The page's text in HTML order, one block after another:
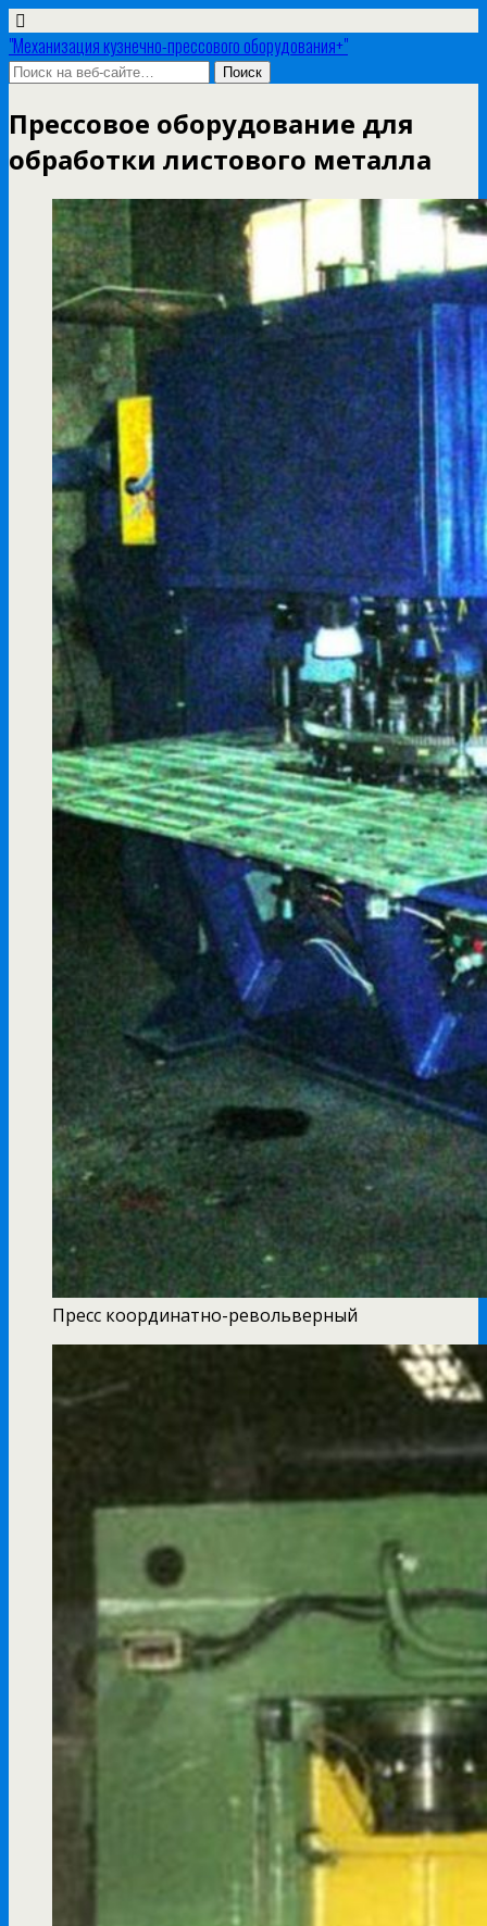
"Механизация кузнечно-прессового оборудования+"
Прессовое оборудование для
обработки листового металла
Пресс координатно-револьверный